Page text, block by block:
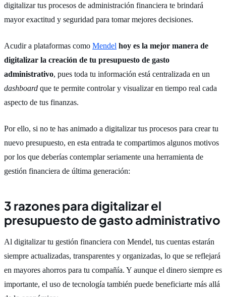
digitalizar tus procesos de administración financiera te brindará
mayor exactitud y seguridad para tomar mejores decisiones.
Acudir a plataformas como Mendel hoy es la mejor manera de
digitalizar la creación de tu presupuesto de gasto
administrativo, pues toda tu información está centralizada en un
dashboard que te permite controlar y visualizar en tiempo real cada
aspecto de tus finanzas.
Por ello, si no te has animado a digitalizar tus procesos para crear tu
nuevo presupuesto, en esta entrada te compartimos algunos motivos
por los que deberías contemplar seriamente una herramienta de
gestión financiera de última generación:
3 razones para digitalizar el
presupuesto de gasto administrativo
Al digitalizar tu gestión financiera con Mendel, tus cuentas estarán
siempre actualizadas, transparentes y organizadas, lo que se reflejará
en mayores ahorros para tu compañía. Y aunque el dinero siempre es
importante, el uso de tecnología también puede beneficiarte más allá